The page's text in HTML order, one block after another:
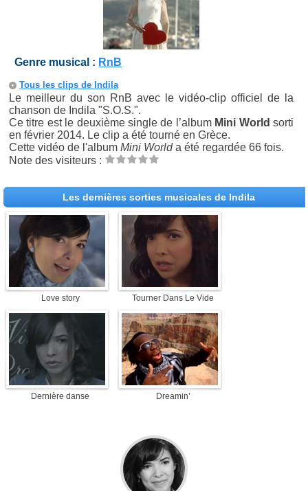
Genre musical : RnB
Tous les clips de Indila
Le meilleur du son RnB avec le vidéo-clip officiel de la
chanson de Indila "S.O.S.".
Ce titre est le deuxième single de l’album Mini World sorti
en février 2014. Le clip a été tourné en Grèce.
Cette vidéo de l'albumMini Worlda été regardée 66 fois.
Note des visiteurs :
Les dernières sorties musicales de Indila
Love story Tourner Dans Le Vide
Dernière danse Dreamin’